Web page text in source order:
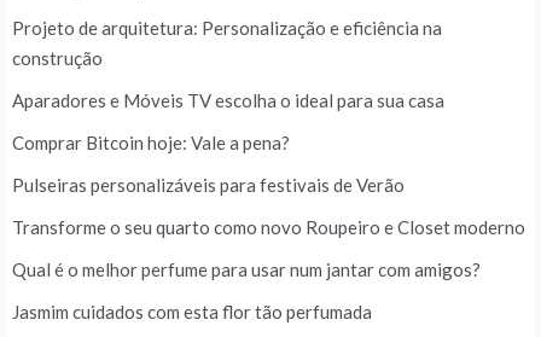
Projeto de arquitetura: Personalização e eficiência na
construção
Aparadores e Móveis TV escolha o ideal para sua casa
Comprar Bitcoin hoje: Vale a pena?
Pulseiras personalizáveis para festivais de Verão
Transforme o seu quarto como novo Roupeiro e Closet moderno
Qual é o melhor perfume para usar num jantar com amigos?
Jasmim cuidados com esta flor tão perfumada